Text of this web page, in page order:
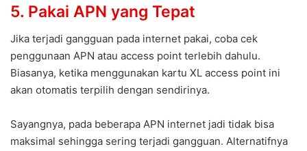
5. Pakai APN yang Tepat
Jika terjadi gangguan pada internet pakai, coba cek
penggunaan APN atau access point terlebih dahulu.
Biasanya, ketika menggunakan kartu XL access point ini
akan otomatis terpilih dengan sendirinya.
Sayangnya, pada beberapa APN internet jadi tidak bisa
maksimal sehingga sering terjadi gangguan. Alternatifnya